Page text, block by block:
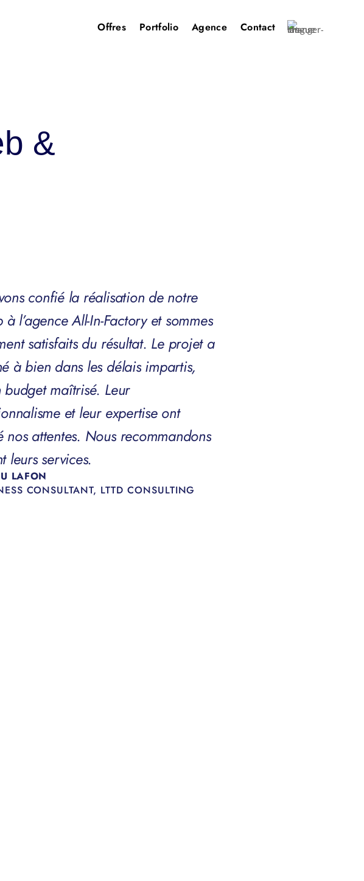
Offres Portfolio Agence Contact
&
confié la réalisation de notre
à l’agence All-In-Factory et sommes
satisfaits du résultat. Le projet a
à bien dans les délais impartis,
budget maîtrisé. Leur
et leur expertise ont
nos attentes. Nous recommandons
leurs services.
LAFON
CONSULTANT, LTTD CONSULTING